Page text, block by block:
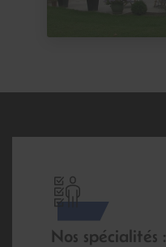
Nos spécialités :